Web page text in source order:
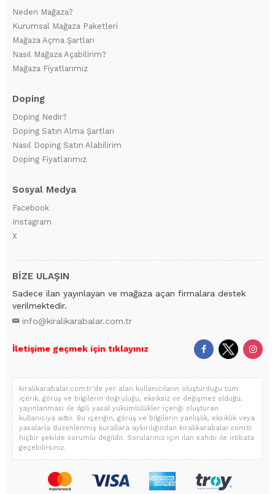
Neden Mağaza?
Kurumsal Mağaza Paketleri
Mağaza Açma Şartları
Nasıl Mağaza Açabilirim?
Mağaza Fiyatlarımız
Doping
Doping Nedir?
Doping Satın Alma Şartları
Nasıl Doping Satın Alabilirim
Doping Fiyatlarımız
Sosyal Medya
Facebook
Instagram
X
BİZE ULAŞIN
Sadece ilan yayınlayan ve mağaza açan firmalara destek
verilmektedir.
info@kiralikarabalar.com.tr
İletişime geçmek için tıklayınız
kiralikarabalar.com.tr'de yer alan kullanıcıların oluşturduğu tüm
içerik, görüş ve bilgilerin doğruluğu, eksiksiz ve değişmez olduğu,
yayınlanması ile ilgili yasal yükümlülükler içeriği oluşturan
kullanıcıya aittir. Bu içeriğin, görüş ve bilgilerin yanlışlık, eksiklik veya
yasalarla düzenlenmiş kurallara aykırılığından kiralikarabalar.com.tr
hiçbir şekilde sorumlu değildir. Sorularınız için ilan sahibi ile irtibata
geçebilirsiniz.